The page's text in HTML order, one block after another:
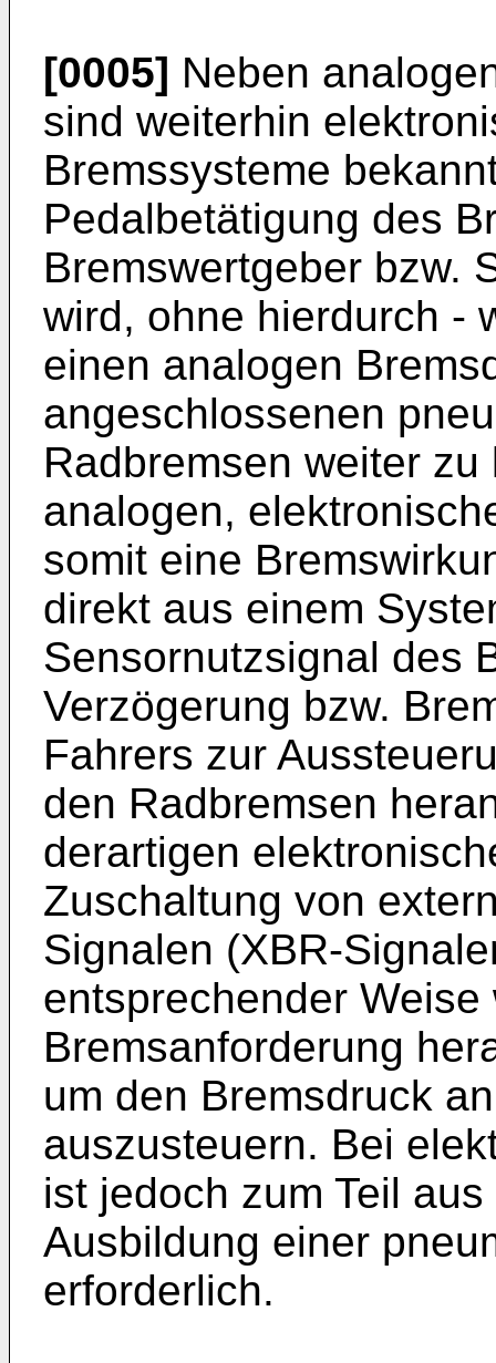
[0005] Neben
sind weiterhin
Bremssysteme
Pedalbetätigung des
Bremswertgeber bzw.
wird, ohne hierdurch -
einen analogen
angeschlossenen
Radbremsen weiter
analogen,
somit eine
direkt aus einem
Sensornutzsignal des
Verzögerung bzw.
Fahrers zur
den Radbremsen
derartigen
Zuschaltung von
Signalen (XBR-
entsprechender
Bremsanforderung
um den Bremsdruck
auszusteuern. Bei
ist jedoch zum Teil
Ausbildung einer
erforderlich.